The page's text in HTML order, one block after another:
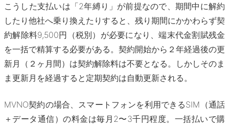
こうした支払いは「2年縛り」が前提なので、期間中に解約
したり他社へ乗り換えたりすると、残り期間にかかわらず契
約解除料9,500円（税別）が必要になり、端末代金割賦残金
を一括で精算する必要がある。契約開始から２年経過後の更
新月（２ヶ月間）は契約解除料は不要となる。しかしそのま
ま更新月を経過すると定期契約は自動更新される。
MVNO契約の場合、スマートフォンを利用できるSIM（通話
＋データ通信）の料金は毎月2〜3千円程度。一括払いで購